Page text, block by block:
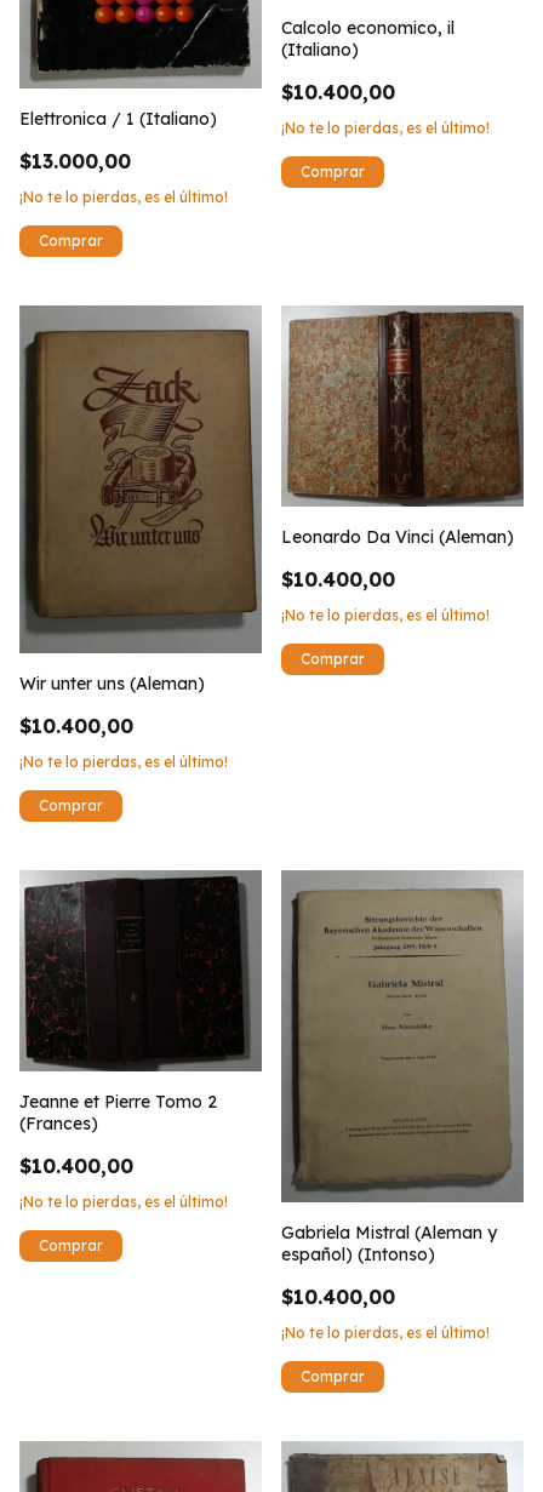
Elettronica / 1 (Italiano)
$13.000,00
¡No te lo pierdas, es el último!
Calcolo economico, il
(Italiano)
$10.400,00
¡No te lo pierdas, es el último!
Wir unter uns (Aleman)
$10.400,00
¡No te lo pierdas, es el último!
Leonardo Da Vinci (Aleman)
$10.400,00
¡No te lo pierdas, es el último!
Jeanne et Pierre Tomo 2
(Frances)
$10.400,00
¡No te lo pierdas, es el último!
Gabriela Mistral (Aleman y
español) (Intonso)
$10.400,00
¡No te lo pierdas, es el último!